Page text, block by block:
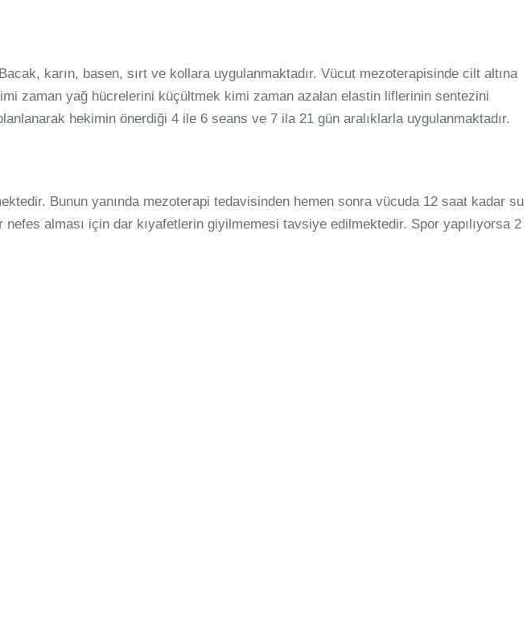
karın, basen, sırt ve kollara uygulanmaktadır. Vücut mezoterapisinde cilt altına
zaman yağ hücrelerini küçültmek kimi zaman azalan elastin liflerinin sentezini
hekimin önerdiği 4 ile 6 seans ve 7 ila 21 gün aralıklarla uygulanmaktadır.
Bunun yanında mezoterapi tedavisinden hemen sonra vücuda 12 saat kadar su
alması için dar kıyafetlerin giyilmemesi tavsiye edilmektedir. Spor yapılıyorsa 2